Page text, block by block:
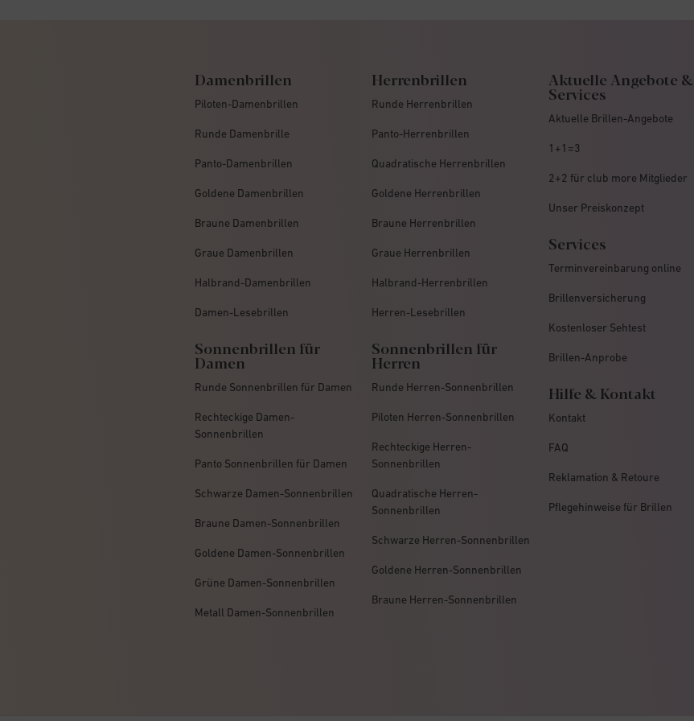
Damenbrillen
Piloten-Damenbrillen
Runde Damenbrille
Panto-Damenbrillen
Goldene Damenbrillen
Braune Damenbrillen
Graue Damenbrillen
Halbrand-Damenbrillen
Damen-Lesebrillen
Sonnenbrillen für
Damen
Runde Sonnenbrillen für Damen
Rechteckige Damen-
Sonnenbrillen
Panto Sonnenbrillen für Damen
Schwarze Damen-Sonnenbrillen
Braune Damen-Sonnenbrillen
Goldene Damen-Sonnenbrillen
Grüne Damen-Sonnenbrillen
Metall Damen-Sonnenbrillen
Herrenbrillen
Runde Herrenbrillen
Panto-Herrenbrillen
Quadratische Herrenbrillen
Goldene Herrenbrillen
Braune Herrenbrillen
Graue Herrenbrillen
Halbrand-Herrenbrillen
Herren-Lesebrillen
Sonnenbrillen für
Herren
Runde Herren-Sonnenbrillen
Piloten Herren-Sonnenbrillen
Rechteckige Herren-
Sonnenbrillen
Quadratische Herren-
Sonnenbrillen
Schwarze Herren-Sonnenbrillen
Goldene Herren-Sonnenbrillen
Braune Herren-Sonnenbrillen
Aktuelle Angebote &
Services
Aktuelle Brillen-Angebote
1+1=3
2+2 für club more Mitglieder
Unser Preiskonzept
Services
Terminvereinbarung online
Brillenversicherung
Kostenloser Sehtest
Brillen-Anprobe
Hilfe & Kontakt
Kontakt
FAQ
Reklamation & Retoure
Pflegehinweise für Brillen